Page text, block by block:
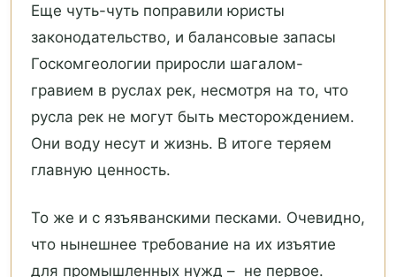
Еще чуть-чуть поправили юристы
законодательство, и балансовые запасы
Госкомгеологии приросли шагалом-
гравием в руслах рек, несмотря на то, что
русла рек не могут быть месторождением.
Они воду несут и жизнь. В итоге теряем
главную ценность.
То же и с язъяванскими песками. Очевидно,
что нынешнее требование на их изъятие
для промышленных нужд – не первое.